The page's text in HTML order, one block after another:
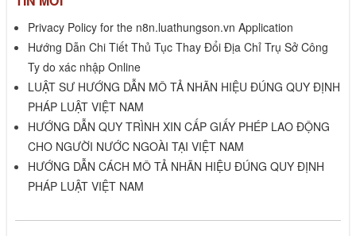
Privacy Policy for the n8n.luathungson.vn Application
Hướng Dẫn Chi Tiết Thủ Tục Thay Đổi Địa Chỉ Trụ Sở Công
Ty do xác nhập Online
LUẬT SƯ HƯỚNG DẪN MÔ TẢ NHÃN HIỆU ĐÚNG QUY ĐỊNH
PHÁP LUẬT VIỆT NAM
HƯỚNG DẪN QUY TRÌNH XIN CẤP GIẤY PHÉP LAO ĐỘNG
CHO NGƯỜI NƯỚC NGOÀI TẠI VIỆT NAM
HƯỚNG DẪN CÁCH MÔ TẢ NHÃN HIỆU ĐÚNG QUY ĐỊNH
PHÁP LUẬT VIỆT NAM